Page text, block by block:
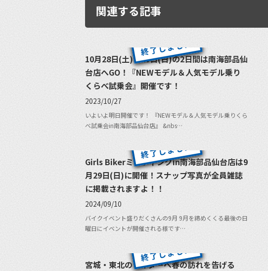
関連する記事
10月28日(土)・29日(日)の2日間は南海部品仙
台店へGO！『NEWモデル＆人気モデル乗り
くらべ試乗会』開催です！
2023/10/27
いよいよ明日開催です！ 『NEWモデル＆人気モデル乗りくら
べ試乗会in南海部品仙台店』 &nbs…
Girls Bikerミーティングin南海部品仙台店は9
月29日(日)に開催！スナップ写真が全員雑誌
に掲載されますよ！！
2024/09/10
バイクイベント盛りだくさんの9月 9月を締めくくる最後の日
曜日にイベントが開催される様です…
宮城・東北のライダーへ春の訪れを告げる